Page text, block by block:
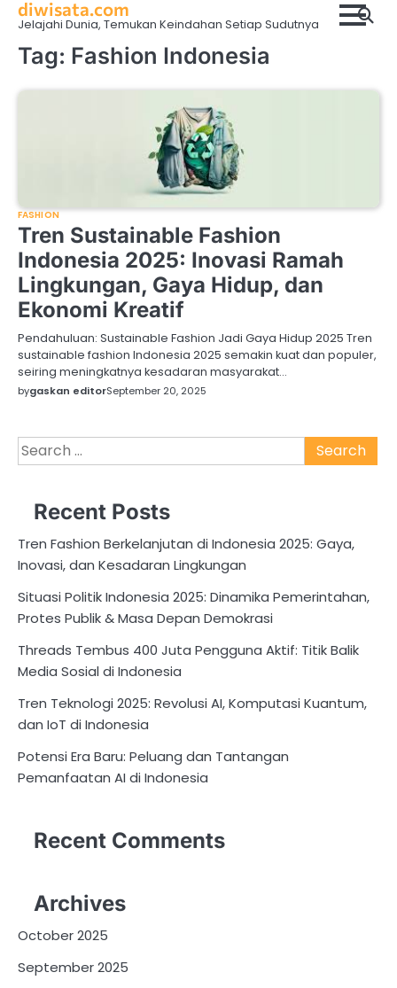
Skip
content
diwisata.com
Jelajahi Dunia, Temukan Keindahan Setiap Sudutnya
Tag: Fashion Indonesia
FASHION
Tren Sustainable Fashion
Indonesia 2025: Inovasi Ramah
Lingkungan, Gaya Hidup, dan
Ekonomi Kreatif
Pendahuluan: Sustainable Fashion Jadi Gaya Hidup 2025 Tren
sustainable fashion Indonesia 2025 semakin kuat dan populer,
seiring meningkatnya kesadaran masyarakat…
bygaskan editorSeptember 20, 2025
Search
for:
Recent Posts
Tren Fashion Berkelanjutan di Indonesia 2025: Gaya,
Inovasi, dan Kesadaran Lingkungan
Situasi Politik Indonesia 2025: Dinamika Pemerintahan,
Protes Publik & Masa Depan Demokrasi
Threads Tembus 400 Juta Pengguna Aktif: Titik Balik
Media Sosial di Indonesia
Tren Teknologi 2025: Revolusi AI, Komputasi Kuantum,
dan IoT di Indonesia
Potensi Era Baru: Peluang dan Tantangan
Pemanfaatan AI di Indonesia
Recent Comments
Archives
October 2025
September 2025